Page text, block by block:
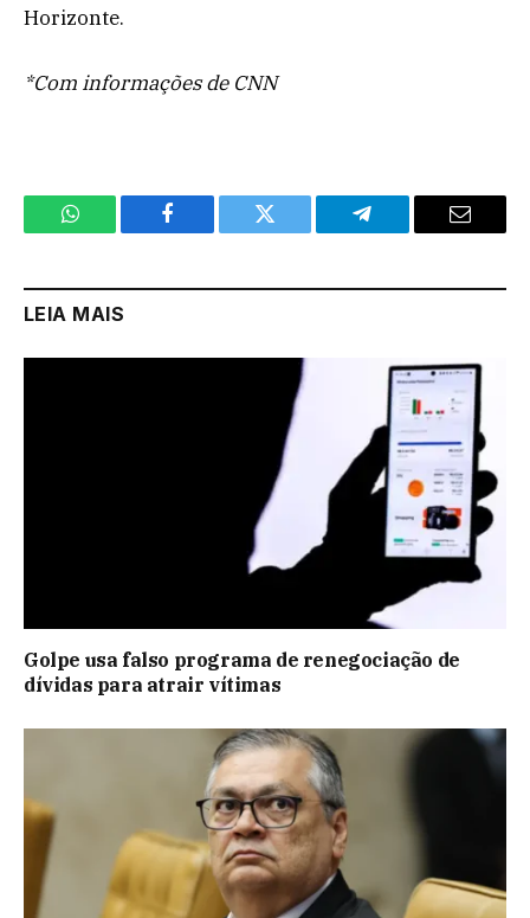
Horizonte.
*Com informações de CNN
WhatsApp Facebook Twitter Telegram Email
LEIA MAIS
Golpe usa falso programa de renegociação de
dívidas para atrair vítimas